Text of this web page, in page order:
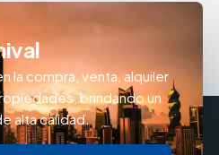
la compra, venta, alquiler
brindando un
alta calidad.